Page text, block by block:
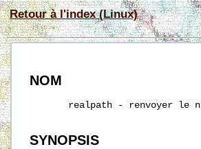
Retour à l'index (Linux)
NOM
realpath - renvoyer le
SYNOPSIS